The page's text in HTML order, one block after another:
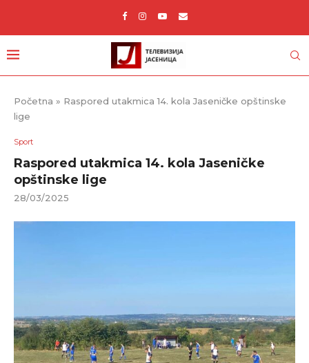
Početna » Raspored utakmica 14. kola Jaseničke opštinske
lige
Sport
Raspored utakmica 14. kola Jaseničke
opštinske lige
28/03/2025